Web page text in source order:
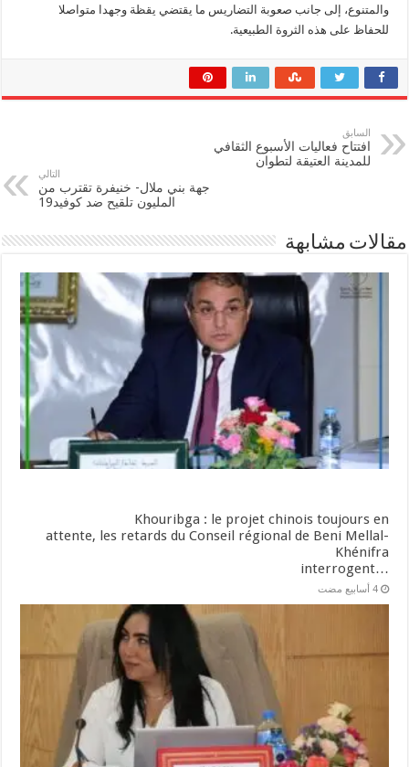
والمتنوع، إلى جانب صعوبة التضاريس ما يقتضي يقظة وجهدا متواصلا
للحفاظ على هذه الثروة الطبيعية.
السابق
افتتاح فعاليات الأسبوع الثقافي
للمدينة العتيقة لتطوان
التالي
جهة بني ملال- خنيفرة تقترب من
المليون تلقيح ضد كوفيد19
مقالات مشابهة
Khouribga : le projet chinois toujours en
attente, les retards du Conseil régional de Beni Mellal-
Khénifra
…interrogent
‏4 أسابيع مضت